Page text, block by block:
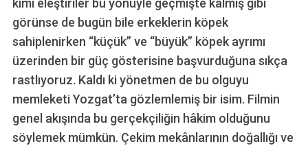
kimi eleştiriler bu yönüyle geçmişte kalmış gibi
görünse de bugün bile erkeklerin köpek
sahiplenirken “küçük” ve “büyük” köpek ayrımı
üzerinden bir güç gösterisine başvurduğuna sıkça
rastlıyoruz. Kaldı ki yönetmen de bu olguyu
memleketi Yozgat’ta gözlemlemiş bir isim. Filmin
genel akışında bu gerçekçiliğin hâkim olduğunu
söylemek mümkün. Çekim mekânlarının doğallığı ve